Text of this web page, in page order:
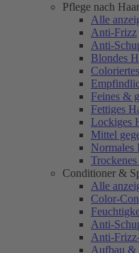
Pflege nach
Alle
Anti-Frizz
Anti-
Blondes
Feines &
Fettiges
Lockiges
Mittel
Normales
Conditioner &
Alle
Color-
Anti-
Anti-
Aufbau &